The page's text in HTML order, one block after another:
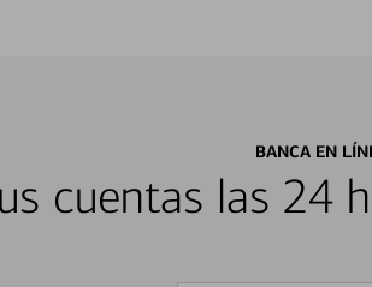
BANCA EN
cuentas las 24